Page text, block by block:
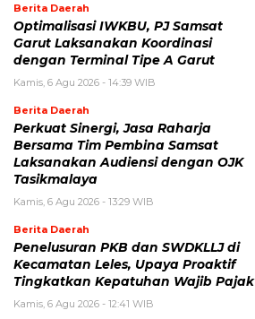
Berita Daerah
Optimalisasi IWKBU, PJ Samsat
Garut Laksanakan Koordinasi
dengan Terminal Tipe A Garut
Kamis, 6 Agu 2026 - 14:39 WIB
Berita Daerah
Perkuat Sinergi, Jasa Raharja
Bersama Tim Pembina Samsat
Laksanakan Audiensi dengan OJK
Tasikmalaya
Kamis, 6 Agu 2026 - 13:29 WIB
Berita Daerah
Penelusuran PKB dan SWDKLLJ di
Kecamatan Leles, Upaya Proaktif
Tingkatkan Kepatuhan Wajib Pajak
Kamis, 6 Agu 2026 - 12:41 WIB